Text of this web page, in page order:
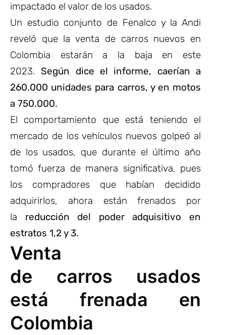
impactado el valor de los usados.
Un estudio conjunto de Fenalco y la Andi
reveló que la venta de carros nuevos en
Colombia estarán a la baja en este
2023. Según dice el informe, caerían a
260.000 unidades para carros, y en motos
a 750.000.
El comportamiento que está teniendo el
mercado de los vehículos nuevos golpeó al
de los usados, que durante el último año
tomó fuerza de manera significativa, pues
los compradores que habían decidido
adquirirlos, ahora están frenados por
la reducción del poder adquisitivo en
estratos 1,2 y 3.
Venta
de carros usados
está frenada en
Colombia